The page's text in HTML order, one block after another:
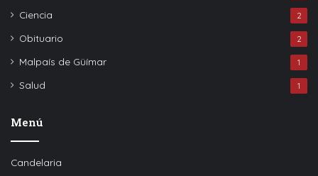
Ciencia 2
Obituario 2
Malpaís de Güímar 1
Salud 1
Menú
Candelaria